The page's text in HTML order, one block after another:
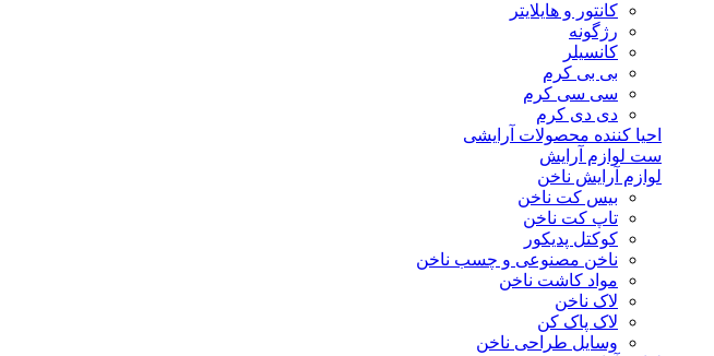
کانتور و هایلایتر
رژگونه
کانسیلر
بی بی کرم
سی سی کرم
دی دی کرم
احیا کننده محصولات آرایشی
ست لوازم آرایش
لوازم آرایش ناخن
بیس کت ناخن
تاپ کت ناخن
کوکتل پدیکور
ناخن مصنوعی و چسب ناخن
مواد کاشت ناخن
لاک ناخن
لاک پاک کن
وسایل طراحی ناخن